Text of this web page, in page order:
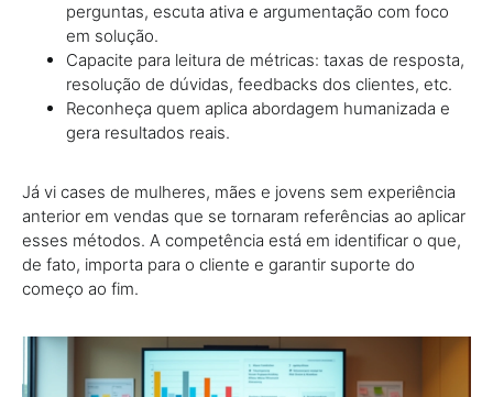
perguntas, escuta ativa e argumentação com foco
em solução.
Capacite para leitura de métricas: taxas de resposta,
resolução de dúvidas, feedbacks dos clientes, etc.
Reconheça quem aplica abordagem humanizada e
gera resultados reais.
Já vi cases de mulheres, mães e jovens sem experiência
anterior em vendas que se tornaram referências ao aplicar
esses métodos. A competência está em identificar o que,
de fato, importa para o cliente e garantir suporte do
começo ao fim.